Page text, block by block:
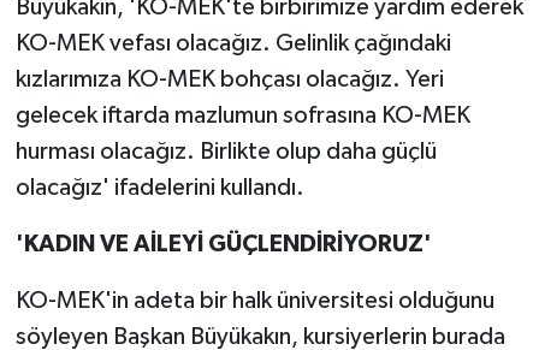
Büyükakın, 'KO-MEK'te birbirimize yardım ederek
KO-MEK vefası olacağız. Gelinlik çağındaki
kızlarımıza KO-MEK bohçası olacağız. Yeri
gelecek iftarda mazlumun sofrasına KO-MEK
hurması olacağız. Birlikte olup daha güçlü
olacağız' ifadelerini kullandı.
'KADIN VE AİLEYİ GÜÇLENDİRİYORUZ'
KO-MEK'in adeta bir halk üniversitesi olduğunu
söyleyen Başkan Büyükakın, kursiyerlerin burada